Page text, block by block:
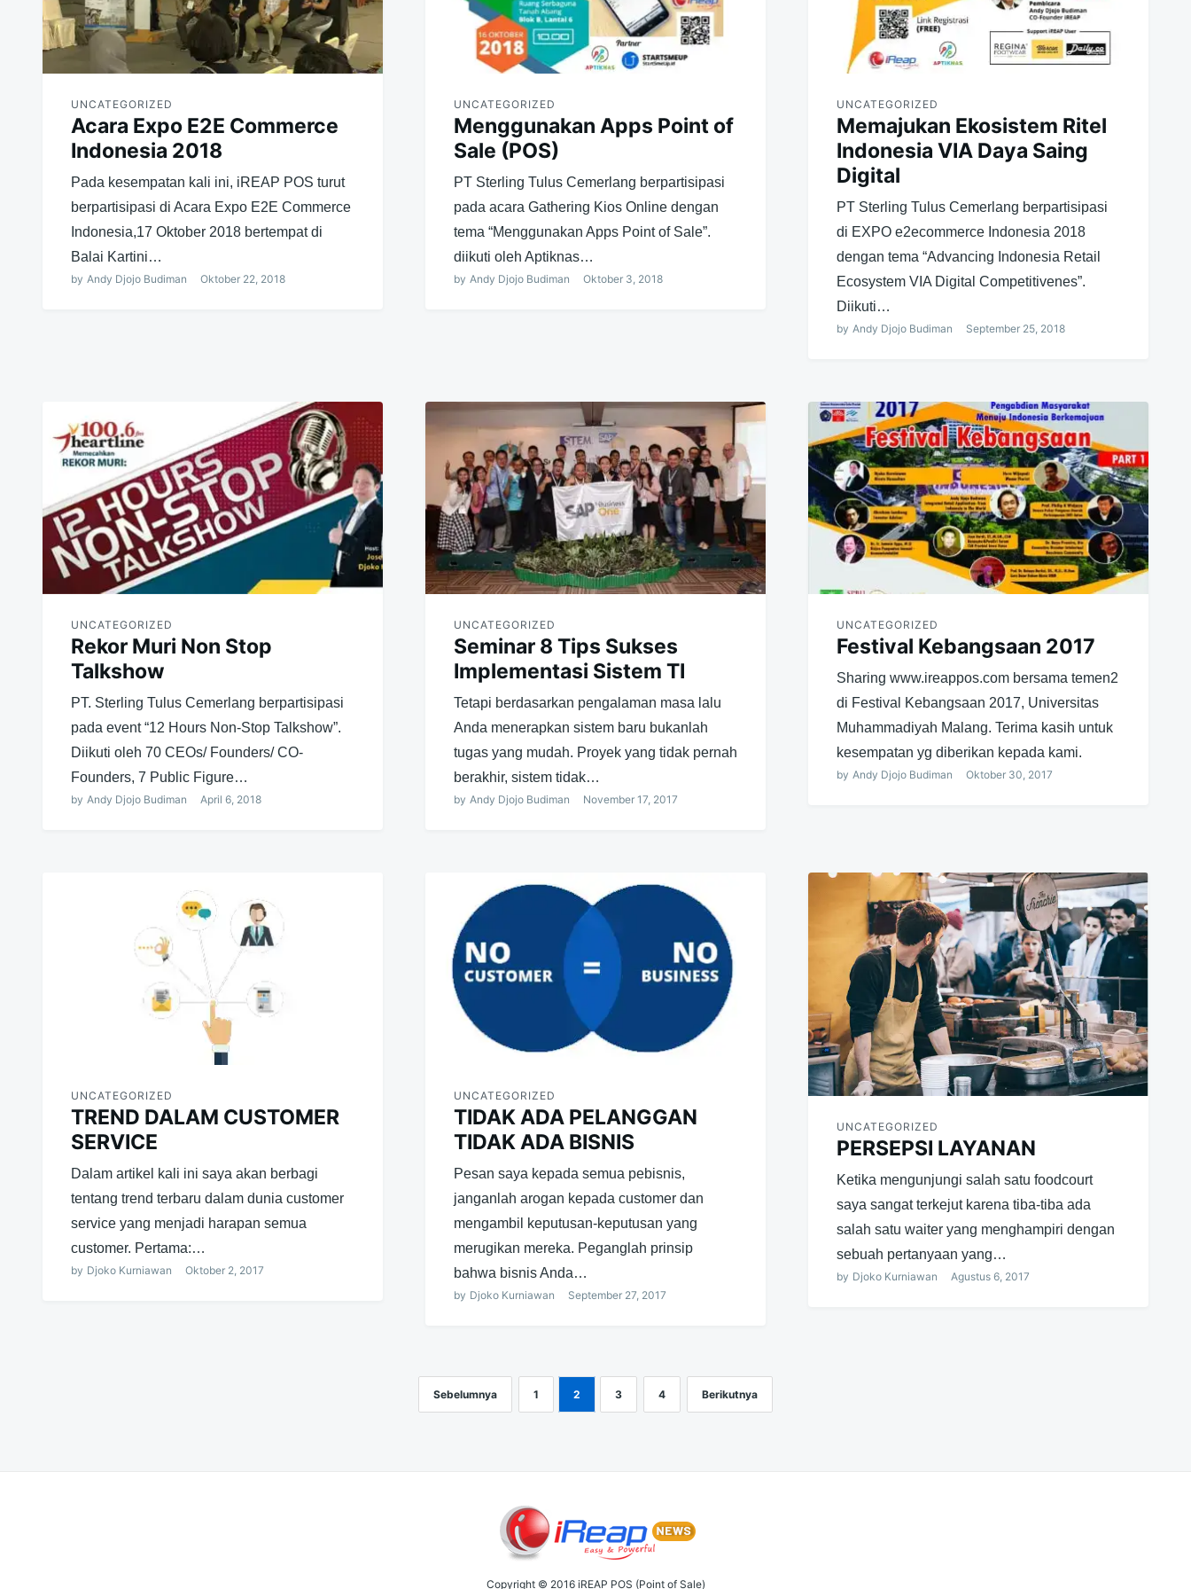
UNCATEGORIZED
Acara Expo E2E Commerce
Indonesia 2018
Pada kesempatan kali ini, iREAP POS turut
berpartisipasi di Acara Expo E2E Commerce
Indonesia,17 Oktober 2018 bertempat di
Balai Kartini…
by Andy Djojo Budiman Oktober 22, 2018
UNCATEGORIZED
Menggunakan Apps Point of
Sale (POS)
PT Sterling Tulus Cemerlang berpartisipasi
pada acara Gathering Kios Online dengan
tema “Menggunakan Apps Point of Sale”.
diikuti oleh Aptiknas…
by Andy Djojo Budiman Oktober 3, 2018
UNCATEGORIZED
Memajukan Ekosistem Ritel
Indonesia VIA Daya Saing
Digital
PT Sterling Tulus Cemerlang berpartisipasi
di EXPO e2ecommerce Indonesia 2018
dengan tema “Advancing Indonesia Retail
Ecosystem VIA Digital Competitivenes”.
Diikuti…
by Andy Djojo Budiman September 25, 2018
UNCATEGORIZED
Rekor Muri Non Stop
Talkshow
PT. Sterling Tulus Cemerlang berpartisipasi
pada event “12 Hours Non-Stop Talkshow”.
Diikuti oleh 70 CEOs/ Founders/ CO-
Founders, 7 Public Figure…
by Andy Djojo Budiman April 6, 2018
UNCATEGORIZED
Seminar 8 Tips Sukses
Implementasi Sistem TI
Tetapi berdasarkan pengalaman masa lalu
Anda menerapkan sistem baru bukanlah
tugas yang mudah. Proyek yang tidak pernah
berakhir, sistem tidak…
by Andy Djojo Budiman November 17, 2017
UNCATEGORIZED
Festival Kebangsaan 2017
Sharing www.ireappos.com bersama temen2
di Festival Kebangsaan 2017, Universitas
Muhammadiyah Malang. Terima kasih untuk
kesempatan yg diberikan kepada kami.
by Andy Djojo Budiman Oktober 30, 2017
UNCATEGORIZED
TREND DALAM CUSTOMER
SERVICE
Dalam artikel kali ini saya akan berbagi
tentang trend terbaru dalam dunia customer
service yang menjadi harapan semua
customer. Pertama:…
by Djoko Kurniawan Oktober 2, 2017
UNCATEGORIZED
TIDAK ADA PELANGGAN
TIDAK ADA BISNIS
Pesan saya kepada semua pebisnis,
janganlah arogan kepada customer dan
mengambil keputusan-keputusan yang
merugikan mereka. Peganglah prinsip
bahwa bisnis Anda…
by Djoko Kurniawan September 27, 2017
UNCATEGORIZED
PERSEPSI LAYANAN
Ketika mengunjungi salah satu foodcourt
saya sangat terkejut karena tiba-tiba ada
salah satu waiter yang menghampiri dengan
sebuah pertanyaan yang…
by Djoko Kurniawan Agustus 6, 2017
Sebelumnya 1 2 3 4 Berikutnya
Copyright © 2016 iREAP POS (Point of Sale)